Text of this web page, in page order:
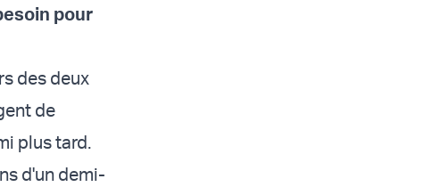
pour
des deux
de
plus tard.
d'un demi-